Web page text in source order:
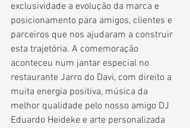
exclusividade a evolução da marca e
posicionamento para amigos, clientes e
parceiros que nos ajudaram a construir
esta trajetória. A comemoração
aconteceu num jantar especial no
restaurante Jarro do Davi, com direito a
muita energia positiva, música da
melhor qualidade pelo nosso amigo DJ
Eduardo Heideke e arte personalizada